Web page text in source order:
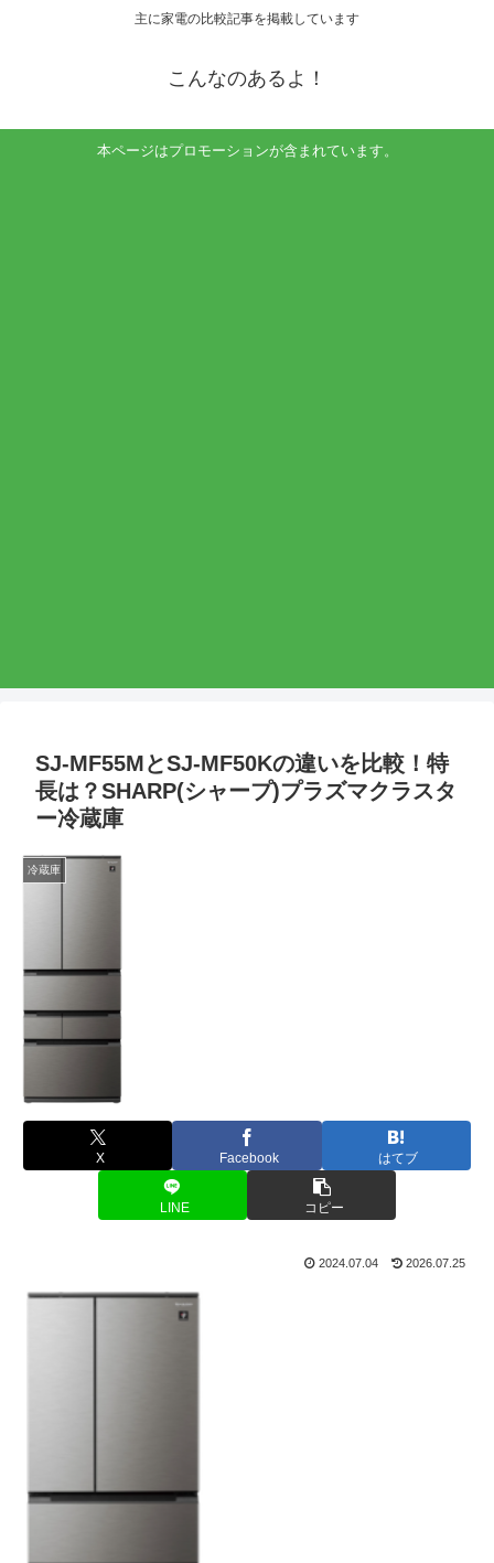
主に家電の比較記事を掲載しています
こんなのあるよ！
本ページはプロモーションが含まれています。
SJ-MF55MとSJ-MF50Kの違いを比較！特
長は？SHARP(シャープ)プラズマクラスタ
ー冷蔵庫
冷蔵庫
X Facebook はてブ
LINE コピー
2024.07.04 2026.07.25